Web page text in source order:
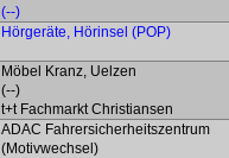
(--)
Hörgeräte, Hörinsel (POP)
Möbel Kranz, Uelzen
(--)
t+t Fachmarkt Christiansen
ADAC Fahrersicherheitszentrum
(Motivwechsel)